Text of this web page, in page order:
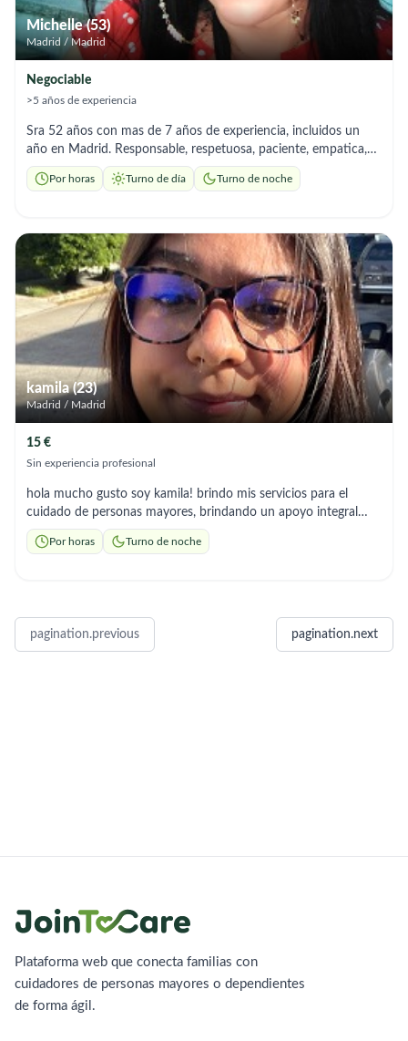
Michelle (53)
Madrid / Madrid
Negociable
>5 años de experiencia
Sra 52 años con mas de 7 años de experiencia, incluidos un
año en Madrid. Responsable, respetuosa, paciente, empatica,
cariñosa,muy atentea de los detalles, resolutiva y comunicativa
con los familiares. Conocimientos basicos de enfermeria: -
( en cama de ser necesario). -Manejo de grua. -
Acompañamiento diario en cada una de las rutinas del adulto
mayor en pro del mejoramiento a su calidad de vida.
Por horas Turno de día Turno de noche
kamila (23)
Madrid / Madrid
15 €
Sin experiencia profesional
hola mucho gusto soy kamila! brindo mis servicios para el
cuidado de personas mayores, brindando un apoyo integral
que va más allá de la compañía. Soy una persona responsable,
con experiencia en atención al cliente y gestión de tareas, lo
seres queridos. Disponibilidad para acompañamiento, control
de actividades diarias y apoyo en el hogar.
Por horas Turno de noche
pagination.previous pagination.next
Plataforma web que conecta familias con
cuidadores de personas mayores o dependientes
de forma ágil.